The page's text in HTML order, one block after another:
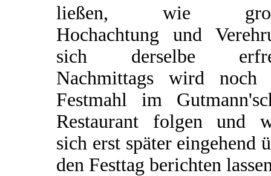
ließen, wie
Hochachtung und
sich derselbe
Nachmittags wird noch
Festmahl im
Restaurant folgen und
sich erst später eingehend
den Festtag berichten